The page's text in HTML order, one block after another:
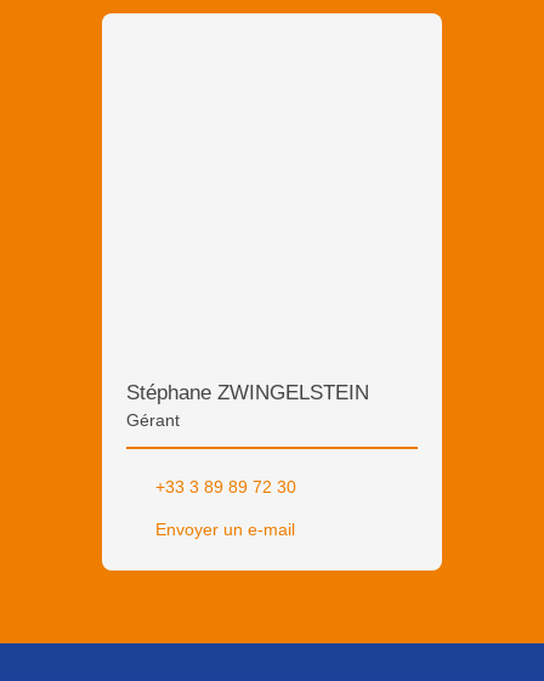
Stéphane ZWINGELSTEIN
Gérant
+33 3 89 89 72 30
Envoyer un e-mail